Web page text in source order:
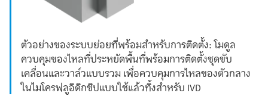
ตัวอย่างของระบบย่อยที่พร้อมสำหรับการติดตั้ง: โมดูล
ควบคุมของไหลที่ประหยัดพื้นที่พร้อมการติดตั้งชุดขับ
เคลื่อนและวาล์วแบบรวม เพื่อควบคุมการไหลของตัวกลาง
ในไมโครฟลูอิดิกชิปแบบใช้แล้วทิ้งสำหรับ IVD